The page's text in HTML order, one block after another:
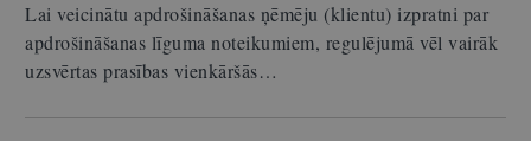
Lai veicinātu apdrošināšanas ņēmēju (klientu) izpratni par
apdrošināšanas līguma noteikumiem, regulējumā vēl vairāk
uzsvērtas prasības vienkāršās…